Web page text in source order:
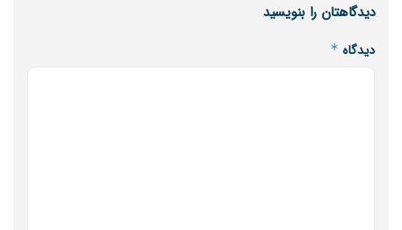
دیدگاهتان را بنویسید
دیدگاه *